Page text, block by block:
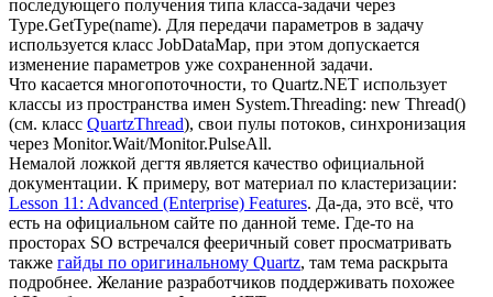
последующего получения типа класса-задачи через
Type.GetType(name). Для передачи параметров в задачу
используется класс JobDataMap, при этом допускается
изменение параметров уже сохраненной задачи.
Что касается многопоточности, то Quartz.NET использует
классы из пространства имен System.Threading: new Thread()
(см. класс QuartzThread), свои пулы потоков, синхронизация
через Monitor.Wait/Monitor.PulseAll.
Немалой ложкой дегтя является качество официальной
документации. К примеру, вот материал по кластеризации:
Lesson 11: Advanced (Enterprise) Features. Да-да, это всё, что
есть на официальном сайте по данной теме. Где-то на
просторах SO встречался фееричный совет просматривать
также гайды по оригинальному Quartz, там тема раскрыта
подробнее. Желание разработчиков поддерживать похожее